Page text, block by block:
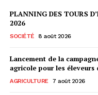
PLANNING DES TOURS
2026
SOCIÉTÉ 8 août 2026
Lancement de la
agricole pour les
AGRICULTURE 7 août 2026